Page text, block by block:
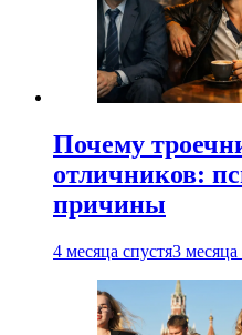
Почему
отличников:
причины
4 месяца спустя3 месяца